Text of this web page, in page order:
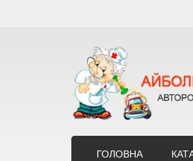
ГОЛОВНА